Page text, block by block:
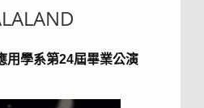
用學系第24屆畢業公演